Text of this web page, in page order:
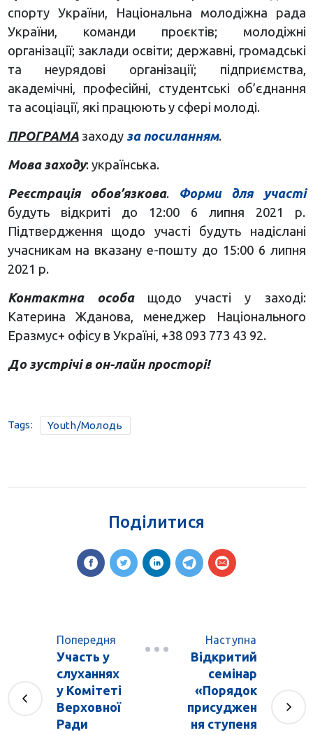
спорту України, Національна молодіжна рада
України, команди проєктів; молодіжні
організації; заклади освіти; державні, громадські
та неурядові організації; підприємства,
академічні, професійні, студентські об’єднання
та асоціації, які працюють у сфері молоді.
ПРОГРАМА заходу за посиланням.
Мова заходу: українська.
Реєстрація обов’язкова. Форми для участі
будуть відкриті до 12:00 6 липня 2021 р.
Підтвердження щодо участі будуть надіслані
учасникам на вказану е-пошту до 15:00 6 липня
2021 р.
Контактна особащодо участі у заході:
Катерина Жданова, менеджер Національного
Еразмус+ офісу в Україні, +38 093 773 43 92.
До зустрічі в он-лайн просторі!
Tags: Youth/Молодь
Поділитися
Попередня
Участь у
слуханнях
у Комітеті
Верховної
Ради
Наступна
Відкритий
семінар
«Порядок
присуджен
ня ступеня